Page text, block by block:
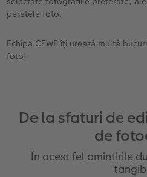
se murdăresc mai ușor,
Practic și ușor de curățat.
peretele foto.
Echipa CEWE îți urează multă
foto!
De la sfaturi de
de
În acest fel amintirile